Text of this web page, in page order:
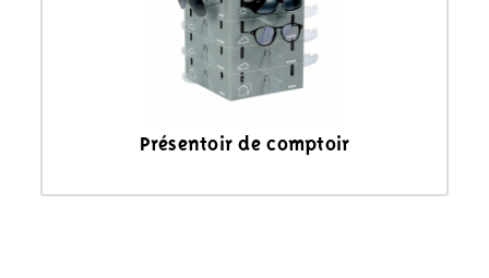
Présentoir de comptoir